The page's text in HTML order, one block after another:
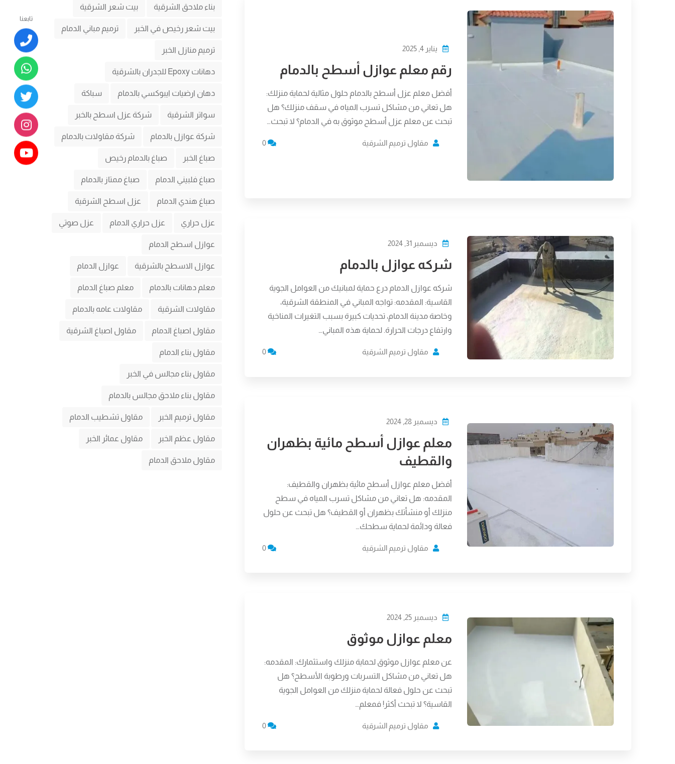
يناير 4, 2025
رقم معلم عوازل أسطح بالدمام
أفضل معلم عزل أسطح بالدمام حلول مثالية لحماية منزلك:
هل تعاني من مشاكل تسرب المياه في سقف منزلك؟ هل
تبحث عن معلم عزل أسطح موثوق به في الدمام؟ لا تبحث…
مقاول ترميم الشرقية 0
ديسمبر 31, 2024
شركه عوازل بالدمام
شركه عوازل الدمام درع حماية لمبانيك من العوامل الجوية
القاسية: المقدمه: تواجه المباني في المنطقة الشرقية،
وخاصة مدينة الدمام، تحديات كبيرة بسبب التغيرات المناخية
وارتفاع درجات الحرارة. لحماية هذه المباني…
مقاول ترميم الشرقية 0
ديسمبر 28, 2024
معلم عوازل أسطح مائية بظهران
والقطيف
أفضل معلم عوازل أسطح مائية بظهران والقطيف:
المقدمه: هل تعاني من مشاكل تسرب المياه في سطح
منزلك أو منشأتك بظهران أو القطيف؟ هل تبحث عن حلول
فعالة ودائمة لحماية سطحك…
مقاول ترميم الشرقية 0
ديسمبر 25, 2024
معلم عوازل موثوق
عن معلم عوازل موثوق لحماية منزلك واستثمارك: المقدمه:
هل تعاني من مشاكل التسربات ورطوبة الأسطح؟ هل
تبحث عن حلول فعالة لحماية منزلك من العوامل الجوية
القاسية؟ لا تبحث أكثر! فمعلم…
مقاول ترميم الشرقية 0
بناء ملاحق الشرقية بيت شعر الشرقية
بيت شعر رخيص في الخبر ترميم مباني الدمام
ترميم منازل الخبر
دهانات Epoxy للجدران بالشرقية
دهان ارضيات ايبوكسي بالدمام سباكة
سواتر الشرقية شركة عزل اسطح بالخبر
شركة عوازل بالدمام شركة مقاولات بالدمام
صباغ الخبر صباغ بالدمام رخيص
صباغ فلبيني الدمام صباغ ممتاز بالدمام
صباغ هندي الدمام عزل اسطح الشرقية
عزل حراري عزل حراري الدمام عزل صوتي
عوازل اسطح الدمام
عوازل الاسطح بالشرقية عوازل الدمام
معلم دهانات بالدمام معلم صباغ الدمام
مقاولات الشرقية مقاولات عامه بالدمام
مقاول اصباغ الدمام مقاول اصباغ الشرقية
مقاول بناء الدمام
مقاول بناء مجالس في الخبر
مقاول بناء ملاحق مجالس بالدمام
مقاول ترميم الخبر مقاول تشطيب الدمام
مقاول عظم الخبر مقاول عمائر الخبر
مقاول ملاحق الدمام
تابعنا